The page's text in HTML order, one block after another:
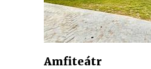
Amfiteátr